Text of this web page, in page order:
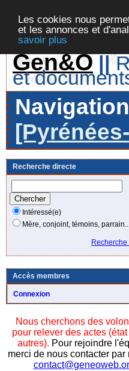
Les cookies nous
et les annonces et
savoir plus
Gen&O ||
et
Recherche directe
Intéressé(e)
Mère, conjoint, témoins,
Accès membres
Connexion
Nous cherchons des
pour relever des actes
autres). Pour rejoindre
merci de nous contacter par